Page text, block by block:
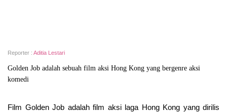
Reporter : Aditia Lestari
Golden Job adalah sebuah film aksi Hong Kong yang bergenre aksi
komedi
Film Golden Job adalah film aksi laga Hong Kong yang dirilis